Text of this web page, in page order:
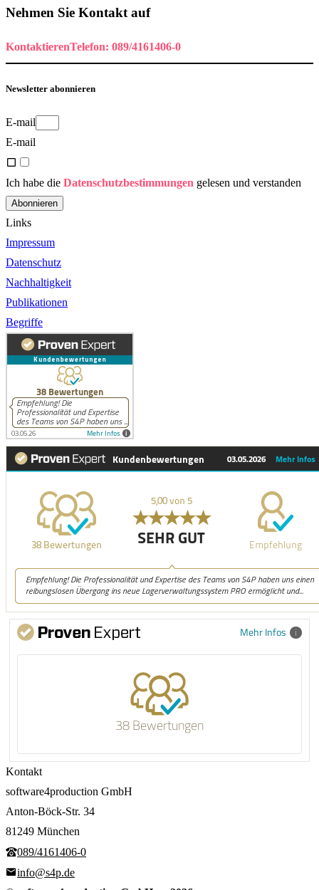
Nehmen Sie Kontakt auf
KontaktierenTelefon: 089/4161406-0
Newsletter abonnieren
E-mail
E-mail
Ich habe die Datenschutzbestimmungen gelesen und verstanden
Abonnieren
Links
Impressum
Datenschutz
Nachhaltigkeit
Publikationen
Begriffe
Mehr Infos
38 Bewertungen
Kontakt
software4production GmbH
Anton-Böck-Str. 34
81249 München
089/4161406-0
info@s4p.de